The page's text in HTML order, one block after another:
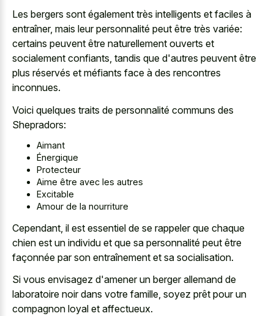
Les bergers sont également très intelligents et faciles à
entraîner, mais leur personnalité peut être très variée:
certains peuvent être naturellement ouverts et
socialement confiants, tandis que d'autres peuvent être
plus réservés et méfiants face à des rencontres
inconnues.
Voici quelques traits de personnalité communs des
Shepradors:
Aimant
Énergique
Protecteur
Aime être avec les autres
Excitable
Amour de la nourriture
Cependant, il est essentiel de se rappeler que chaque
chien est un individu et que sa personnalité peut être
façonnée par son entraînement et sa socialisation.
Si vous envisagez d'amener un berger allemand de
laboratoire noirdans votre famille, soyez prêt pour un
compagnon loyal et affectueux.